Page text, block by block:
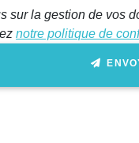
sur la gestion de vos
notre politique de